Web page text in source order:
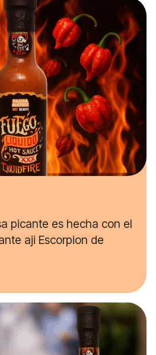
picante es hecha con el
aji Escorpion de